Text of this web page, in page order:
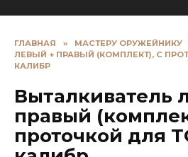
ГЛАВНАЯ » МАСТЕРУ ОРУЖЕЙНИКУ
ЛЕВЫЙ + ПРАВЫЙ (КОМПЛЕКТ), С
КАЛИБР
Выталкиватель
правый
проточкой для